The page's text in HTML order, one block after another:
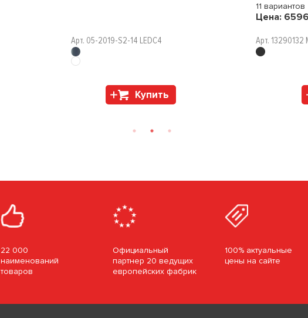
Арт. 05-2019-S2-14 LEDC4
Купить
11 вариантов
Цена:
Арт. 13290132
22 000
наименований
товаров
Официальный
партнер 20 ведущих
европейских фабрик
100% актуальные
цены на сайте